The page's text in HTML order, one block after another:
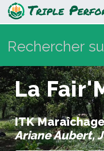
La Fair'Ma Part
La
ITK
Ariane Aubert,